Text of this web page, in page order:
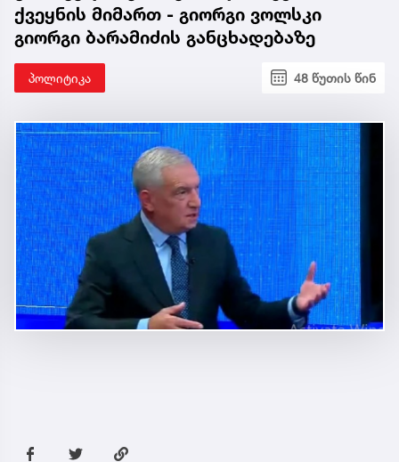
ქვეყნის მიმართ - გიორგი ვოლსკი
გიორგი ბარამიძის განცხადებაზე
პოლიტიკა 48 წუთის წინ